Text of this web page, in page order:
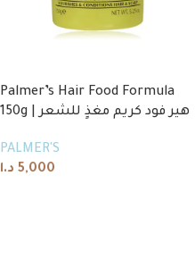
Palmer’s Hair Food Formula
150g | هير فود كريم مغذٍ للشعر
PALMER'S
5,000 د.ا